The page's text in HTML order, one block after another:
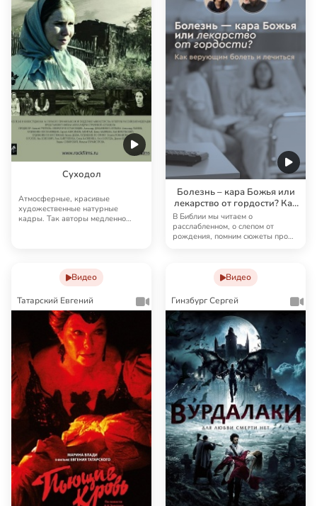
Суходол
Атмосферные, красивые
художественные натурные
кадры. Так авторы медленно
Болезнь – кара Божья или
лекарство от гордости? Как
верующим болеть и
лечиться
В Библии мы читаем о
расслабленном, о слепом от
рождения, помним сюжеты про
Видео
Татарский Евгений
Видео
Гинзбург Сергей